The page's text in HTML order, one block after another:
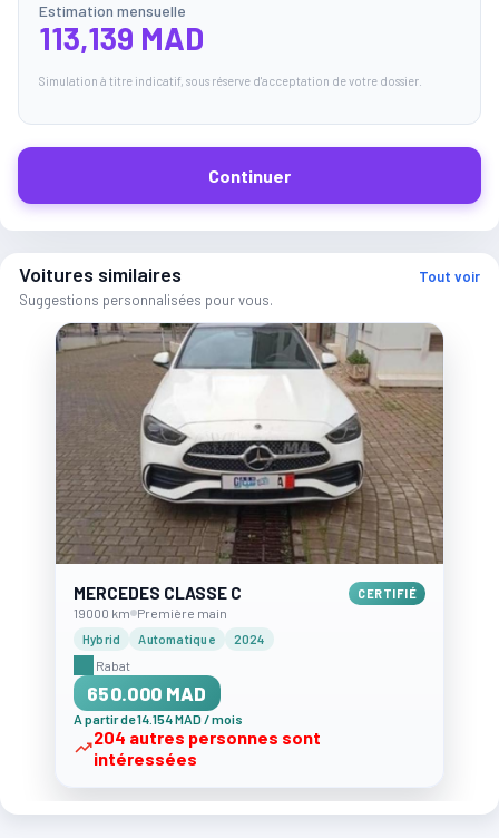
Estimation mensuelle
113,139 MAD
Simulation à titre indicatif, sous réserve d'acceptation de votre dossier.
Continuer
Voitures similaires
Suggestions personnalisées pour vous.
Tout voir
MERCEDES CLASSE C CERTIFIÉ
19000 km Première main
Hybrid Automatique 2024
Rabat
650.000 MAD
A partir de 14.154 MAD / mois
204 autres personnes sont
intéressées